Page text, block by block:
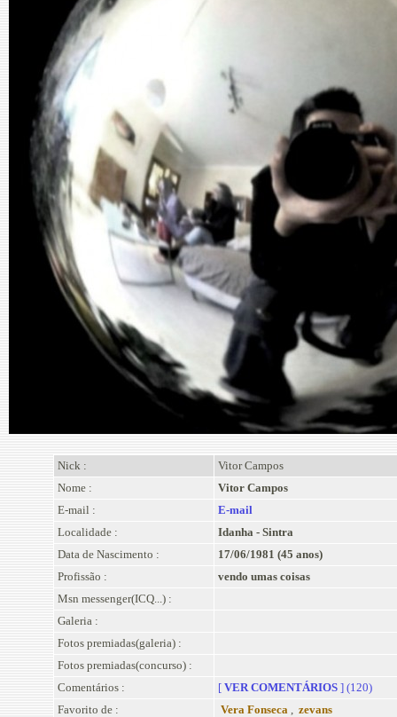
Nick :
Vitor Campos
Nome :
Vitor Campos
E-mail :
E-mail
Localidade :
Idanha - Sintra
Data de Nascimento :
17/06/1981 (45 anos)
Profissão :
vendo umas coisas
Msn messenger(ICQ...) :
Galeria :
Fotos premiadas(galeria) :
Fotos premiadas(concurso) :
Comentários :
[ VER COMENTÁRIOS ] (120)
Favorito de :
Vera Fonseca , zevans